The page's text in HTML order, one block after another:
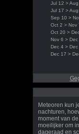
Jul 12 >
Jul 17 >
Sep 10 >
Oct 2 > Nov
Oct 20 >
Nov 6 > Dec
Dec 4 > Dec
Dec 17 >
Meteoren kun
nachturen,
moment van
moeilijker om
dageraad en